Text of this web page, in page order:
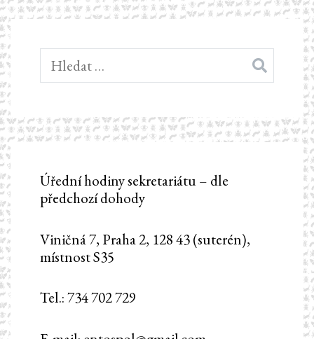
Vyhledávání
Úřední hodiny sekretariátu – dle
předchozí dohody
Viničná 7, Praha 2, 128 43 (suterén),
místnost S35
Tel.: 734 702 729